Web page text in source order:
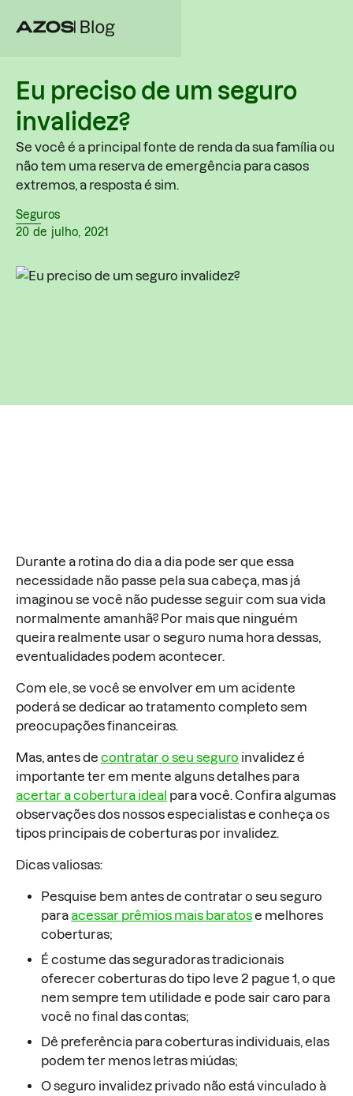
Eu preciso de um seguro
invalidez?
Se você é a principal fonte de renda da sua família ou
não tem uma reserva de emergência para casos
extremos, a resposta é sim.
Seguros
20 de julho, 2021
Durante a rotina do dia a dia pode ser que essa
necessidade não passe pela sua cabeça, mas já
imaginou se você não pudesse seguir com sua vida
normalmente amanhã? Por mais que ninguém
queira realmente usar o seguro numa hora dessas,
eventualidades podem acontecer.
Com ele, se você se envolver em um acidente
poderá se dedicar ao tratamento completo sem
preocupações financeiras.
Mas, antes de contratar o seu seguro invalidez é
importante ter em mente alguns detalhes para
acertar a cobertura ideal para você. Confira algumas
observações dos nossos especialistas e conheça os
tipos principais de coberturas por invalidez.
Dicas valiosas:
Pesquise bem antes de contratar o seu seguro
paraacessar prêmios mais baratose melhores
coberturas;
É costume das seguradoras tradicionais
oferecer coberturas do tipo leve 2 pague 1, o que
nem sempre tem utilidade e pode sair caro para
você no final das contas;
Dê preferência para coberturas individuais, elas
podem ter menos letras miúdas;
O seguro invalidez privado não está vinculado à